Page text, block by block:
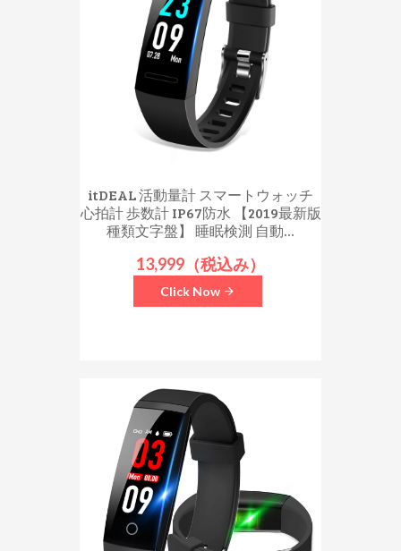
itDEAL 活動量計 スマートウォッチ
心拍計 歩数計 IP67防水 【2019最新版
種類文字盤】 睡眠検測 自動...
13,999（税込み）
Click Now